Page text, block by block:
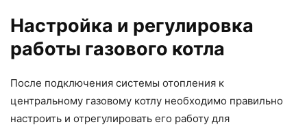
Настройка и регулировка
работы газового котла
После подключения системы отопления к
центральному газовому котлу необходимо правильно
настроить и отрегулировать его работу для